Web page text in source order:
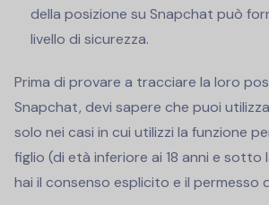
della posizione su Snapchat può
livello di sicurezza.
Prima di provare a tracciare la loro
Snapchat, devi sapere che puoi
solo nei casi in cui utilizzi la funzione
figlio (di età inferiore ai 18 anni e
hai il consenso esplicito e il permesso